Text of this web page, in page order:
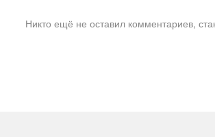
Никто ещё не оставил комментариев,